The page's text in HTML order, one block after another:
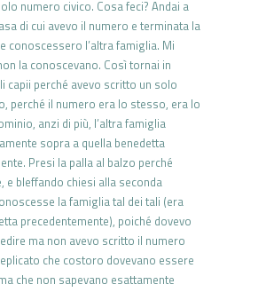
numero civico. Cosa feci? Andai a
di cui avevo il numero e terminata la
conoscessero l’altra famiglia. Mi
la conoscevano. Così tornai in
capii perché avevo scritto un solo
perché il numero era lo stesso, era lo
anzi di più, l’altra famiglia
sopra a quella benedetta
Presi la palla al balzo perché
e bleffando chiesi alla seconda
la famiglia tal dei tali (era
precedentemente), poiché dovevo
ma non avevo scritto il numero
che costoro dovevano essere
che non sapevano esattamente